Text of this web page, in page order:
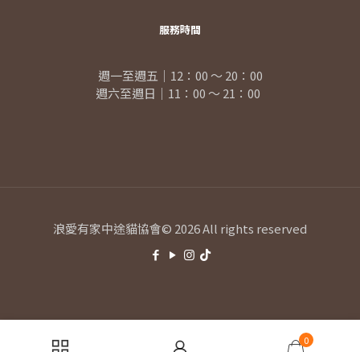
服務時間
週一至週五｜12：00 ～ 20：00
週六至週日｜11：00 ～ 21：00
浪愛有家中途貓協會© 2026 All rights reserved
0